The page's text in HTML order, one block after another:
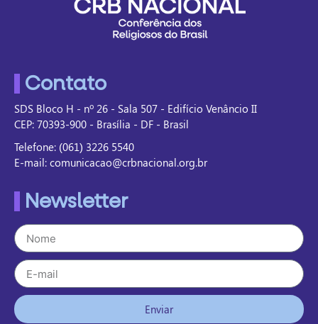
Contato
SDS Bloco H - nº 26 - Sala 507 - Edifício Venâncio II
CEP: 70393-900 - Brasília - DF - Brasil
Telefone: (061) 3226 5540
E-mail: comunicacao@crbnacional.org.br
Newsletter
Enviar